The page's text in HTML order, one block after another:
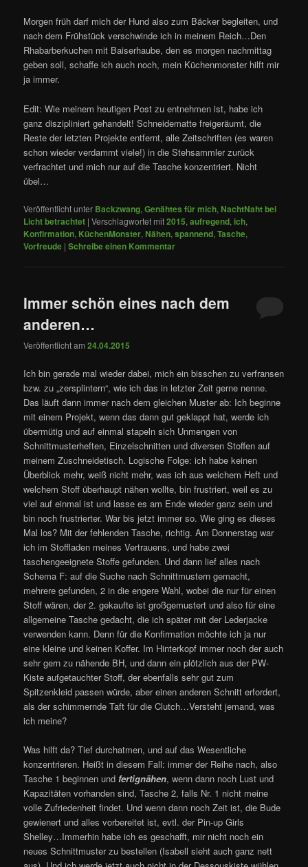
Morgen früh darf mich der Hund also zum Bäcker begleiten, und
nach dem Frühstück verschwinde ich in meinem Reich…Den
Rhabarberkuchen mit Baiserhaube, den es morgen nachmittag
geben soll, schaffe ich auch noch, mein Küchenmonster hilft mir
ja immer.
Edit: Wie meinem heutigen Post zu entnehmen ist, habe ich
ganz diszipliniert gehandelt! Schneidematte freigeräumt, die
Reste der letzten Projekte entfernt, alle Zeitschriften (es waren
schon wieder verdammt viele!) in die Stehsammler zurück
verfrachtet und mich nur auf die Tasche konzentriert. Nicht
übel…
Veröffentlicht unter Backzwang,Genähtes für mich,NachtNaht bei
Licht betrachtet |Verschlagwortet mit2015,aufregend,ich,
Konfirmation, KüchenMonster,Nähen,spannend,Tasche,
Vorfreude |Schreibe einen Kommentar
Immer schön eines nach dem
anderen…
Veröffentlicht am24.04.2015
Ich bin gerade mal wieder dabei, mich ein bisschen zu verfransen
bzw. zu „zersplintern“, wie ich das in letzter Zeit gerne nenne.
Das läuft dann immer nach dem gleichen Muster ab: Ich beginne
mit einem Projekt, wenn das dann gut geklappt hat, werde ich
übermütig und auf einmal stapeln sich Unmengen von
Schnittmusterheften, Einzelschnitten und diversen Stoffen auf
meinem Zuschneidetisch. Logische Folge: ich habe keinen
Überblick mehr, weiß nicht mehr, was ich aus welchem Heft und
welchem Stoff überhaupt nähen wollte, bin frustriert, weil es zu
viel auf einmal ist und lasse es am Ende wieder ganz sein und
bin noch frustrierter. War bis jetzt immer so. Wie ging es dieses
Mal los? Mit der fehlenden Tasche, richtig. Am Donnerstag war
ich im Stoffladen meines Vertrauens, und habe zwei
taschengeeignete Stoffe gefunden. Und dann lief alles nach
Schema F: auf die Suche nach Schnittmustern gemacht,
mehrere gefunden, 2 in die engere Wahl, wobei die nur für einen
Stoff wären, der 2. gekaufte ist großgemustert und also für eine
allgemeine Tasche gedacht, die ich später mit der Lederjacke
verwenden kann. Denn für die Konfirmation möchte ich ja nur
eine kleine und keinen Koffer. Im Hinterkopf immer noch der auch
sehr gern zu nähende BH, und dann ein plötzlich aus der PW-
Kiste aufgetauchter Stoff, der ebenfalls sehr gut zum
Spitzenkleid passen würde, aber einen anderen Schnitt erfordert,
als der schimmernde Taft für die Clutch…Versteht jemand, was
ich meine?
Was hilft da? Tief durchatmen, und auf das Wesentliche
konzentrieren. Heißt in diesem Fall: immer der Reihe nach, also
Tasche 1 beginnen undfertignähen, wenn dann noch Lust und
Kapazitäten vorhanden sind, Tasche 2, falls Nr. 1 nicht meine
volle Zufriedenheit findet. Und wenn dann noch Zeit ist, die Bude
gewienert und alles vorbereitet ist, evtl. der Pin-up Girls
Shelley…Immerhin habe ich es geschafft, mir nicht noch ein
neues Schnittmuster zu bestellen (Isabell sieht auch ganz nett